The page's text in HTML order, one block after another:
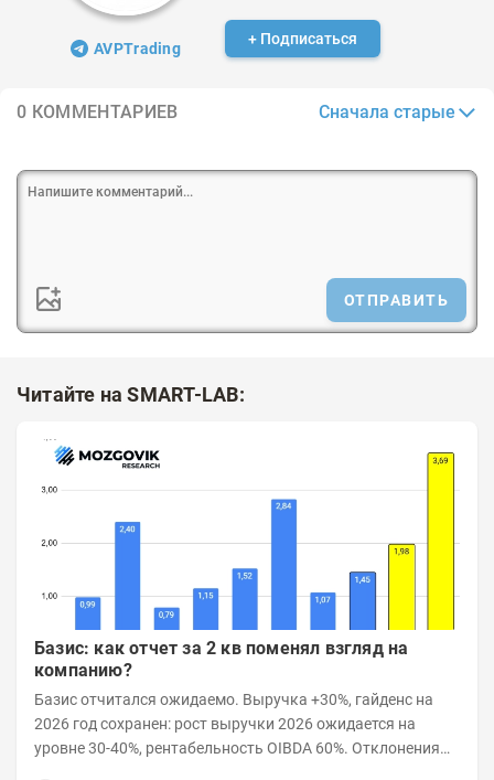
AVPTrading
+ Подписаться
0 КОММЕНТАРИЕВ Сначала старые
ОТПРАВИТЬ
Читайте на SMART-LAB:
Базис: как отчет за 2 кв поменял взгляд на
компанию?
Базис отчитался ожидаемо. Выручка +30%, гайденс на
2026 год сохранен: рост выручки 2026 ожидается на
уровне 30-40%, рентабельность OIBDA 60%. Отклонения